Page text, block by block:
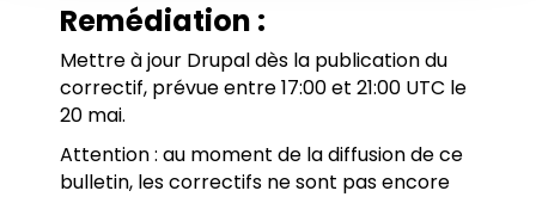
Remédiation :
Mettre à jour Drupal dès la publication du
correctif, prévue entre 17:00 et 21:00 UTC le
20 mai.
Attention : au moment de la diffusion de ce
bulletin, les correctifs ne sont pas encore